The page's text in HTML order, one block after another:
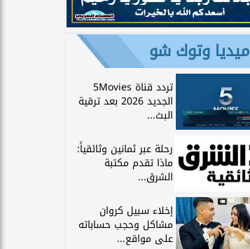
ميديا وتوك شو
تردد قناة 5Movies
الجديد 2026 بعد ترقية
البث...
رحلة عبر ثمانين وثائقياً:
ماذا تقدم مكتبة
الشرق...
إخلاء سبيل كروان
مشاكل وحجب حساباته
على مواقع...